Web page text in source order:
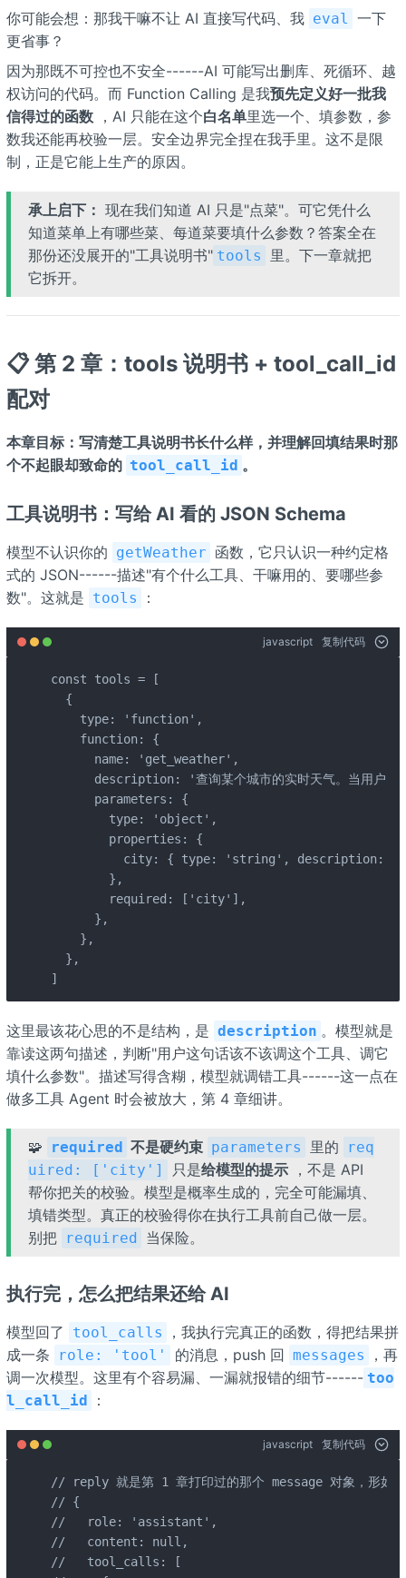
你可能会想：那我干嘛不让 AI 直接写代码、我 eval 一下
更省事？
因为那既不可控也不安全------AI 可能写出删库、死循环、越
权访问的代码。而 Function Calling 是我预先定义好一批我
信得过的函数，AI 只能在这个白名单里选一个、填参数，参
数我还能再校验一层。安全边界完全捏在我手里。这不是限
制，正是它能上生产的原因。
承上启下： 现在我们知道 AI 只是"点菜"。可它凭什么
知道菜单上有哪些菜、每道菜要填什么参数？答案全在
那份还没展开的"工具说明书" tools
里。下一章就把
它拆开。
📋 第 2 章：tools 说明书 + tool_call_id
配对
本章目标：写清楚工具说明书长什么样，并理解回填结果时那
个不起眼却致命的 tool_call_id 。
工具说明书：写给 AI 看的 JSON Schema
模型不认识你的 getWeather 函数，它只认识一种约定格
式的 JSON------描述"有个什么工具、干嘛用的、要哪些参
数"。这就是 tools ：
javascript 复制代码
const tools = [
  {
    type: 'function',
    function: {
      name: 'get_weather',
description: '查询某个城市的实时天气。当用户问
      parameters: {
        type: 'object',
        properties: {
city: { type: 'string', description: '
        },
        required: ['city'],
      },
    },
  },
]
这里最该花心思的不是结构，是 description 。模型就是
靠读这两句描述，判断"用户这句话该不该调这个工具、调它
填什么参数"。描述写得含糊，模型就调错工具------这一点在
做多工具 Agent 时会被放大，第 4 章细讲。
🧩 required 不是硬约束 parameters 里的
req
uired: ['city']
只是给模型的提示，不是 API
帮你把关的校验。模型是概率生成的，完全可能漏填、
填错类型。真正的校验得你在执行工具前自己做一层。
别把 required 当保险。
执行完，怎么把结果还给 AI
模型回了 tool_calls
，我执行完真正的函数，得把结果拼
成一条
role: 'tool' 的消息，push 回 messages
，再
调一次模型。这里有个容易漏、一漏就报错的细节------ too
l_call_id
：
javascript 复制代码
// reply 就是第 1 章打印过的那个 message 对象，形如：
// {
//   role: 'assistant',
//   content: null,
//   tool_calls: [